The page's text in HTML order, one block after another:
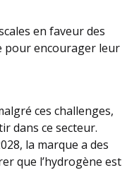
en faveur des
pour encourager leur
ces challenges,
dans ce secteur.
la marque a des
que l’hydrogène est